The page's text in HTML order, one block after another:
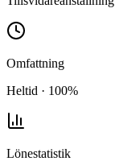
Omfattning
Heltid · 100%
Lönestatistik